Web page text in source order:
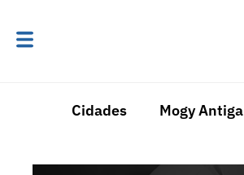
Cidades Mogy Antiga